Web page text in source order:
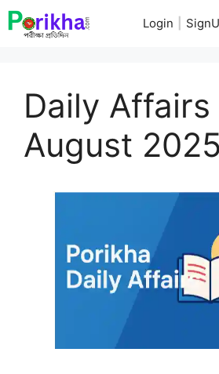
Skip
to
Login
Daily Affairs
August 2025